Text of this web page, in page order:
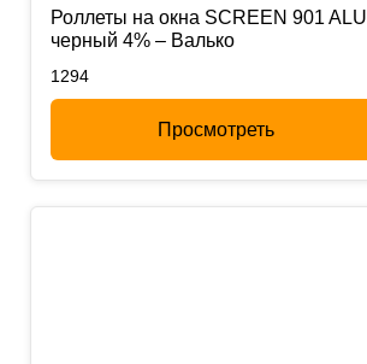
Роллеты на окна SCREEN 901 ALU
черный 4% – Валько
1294
Просмотреть